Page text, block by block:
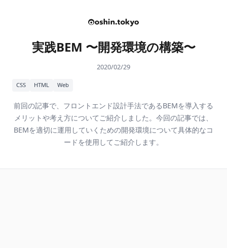
実践BEM 〜開発環境の構築〜
2020/02/29
CSS HTML Web
前回の記事で、フロントエンド設計手法であるBEMを導入する
メリットや考え方についてご紹介しました。今回の記事では、
BEMを適切に運用していくための開発環境について具体的なコ
ードを使用してご紹介します。